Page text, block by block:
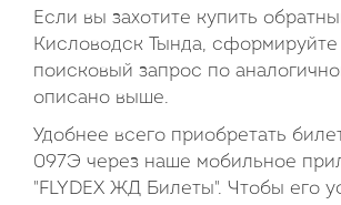
Если вы захотите купить
Кисловодск Тында,
поисковый запрос по
описано выше.
Удобнее всего приобретать
097Э через наше мобильное
"FLYDEX ЖД Билеты". Чтобы его